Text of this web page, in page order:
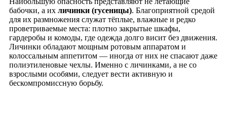
бабочки, а их личинки (гусеницы). Благоприятной средой
для их размножения служат тёплые, влажные и редко
проветриваемые места: плотно закрытые шкафы,
гардеробы и комоды, где одежда долго висит без движения.
Личинки обладают мощным ротовым аппаратом и
колоссальным аппетитом — иногда от них не спасают даже
полиэтиленовые чехлы. Именно с личинками, а не со
взрослыми особями, следует вести активную и
бескомпромиссную борьбу.